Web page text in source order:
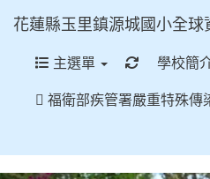
花蓮縣玉里鎮源城國小全球
主選單 重新取得
學校簡
福衛部疾管署嚴重特殊傳